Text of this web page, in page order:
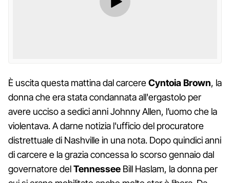
È uscita questa mattina dal carcereCyntoia Brown, la
donna che era stata condannata all'ergastolo per
avere ucciso a sedici anni Johnny Allen, l’uomo che la
violentava. A darne notizia l'ufficio del procuratore
distrettuale di Nashville in una nota. Dopo quindici anni
di carcere e la grazia concessa lo scorso gennaio dal
governatore delTennessee Bill Haslam, la donna per